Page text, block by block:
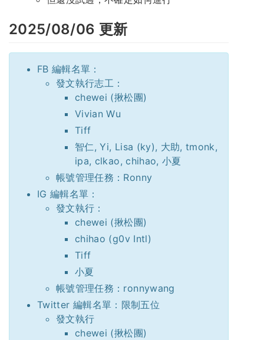
2025/08/06 更新
FB 編輯名單：
發文執行志工：
chewei (揪松團)
Vivian Wu
Tiff
智仁, Yi, Lisa (ky), 大助, tmonk,
ipa, clkao, chihao, 小夏
帳號管理任務：Ronny
IG 編輯名單：
發文執行：
chewei (揪松團)
chihao (g0v Intl)
Tiff
小夏
帳號管理任務：ronnywang
Twitter 編輯名單：限制五位
發文執行
chewei (揪松團)